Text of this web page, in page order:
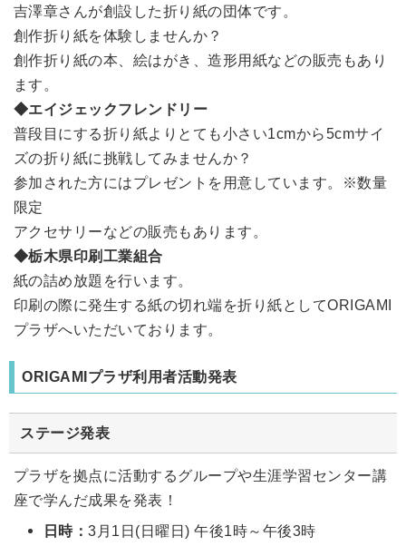
吉澤章さんが創設した折り紙の団体です。
創作折り紙を体験しませんか？
創作折り紙の本、絵はがき、造形用紙などの販売もあり
ます。
◆エイジェックフレンドリー
普段目にする折り紙よりとても小さい1cmから5cmサイ
ズの折り紙に挑戦してみませんか？
参加された方にはプレゼントを用意しています。※数量
限定
アクセサリーなどの販売もあります。
◆栃木県印刷工業組合
紙の詰め放題を行います。
印刷の際に発生する紙の切れ端を折り紙としてORIGAMI
プラザへいただいております。
ORIGAMIプラザ利用者活動発表
ステージ発表
プラザを拠点に活動するグループや生涯学習センター講
座で学んだ成果を発表！
日時：3月1日(日曜日) 午後1時～午後3時